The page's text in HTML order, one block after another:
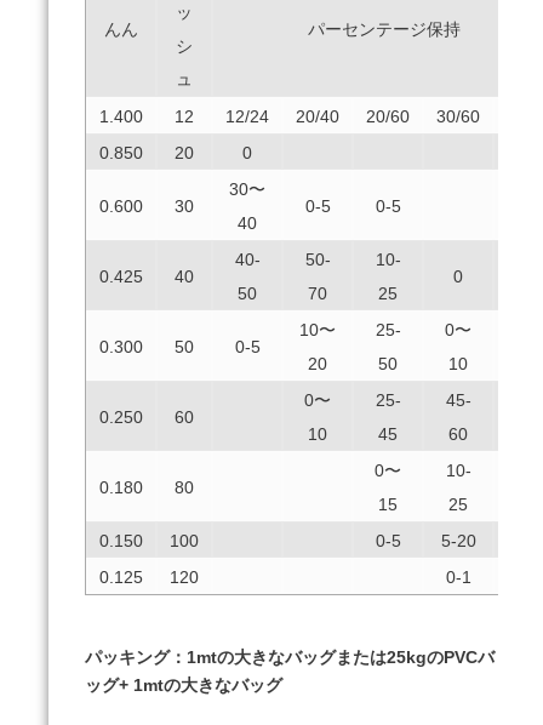
んん
ッ
シ
ュ
パーセンテージ保持
1.400 12 12/24 20/40 20/60 30/60
0.850
20 0
0.600 30
30〜
40
0-5 0-5
0.425 40
40-
50
50-
70
10-
25
0
0.300 50 0-5
10〜
20
25-
50
0〜
10
0.250 60
0〜
10
25-
45
45-
60
0.180 80
0〜
15
10-
25
0.150
100 0-5 5-20
0.125
120 0-1
パッキング：1mtの大きなバッグまたは25kgのPVCバ
ッグ+ 1mtの大きなバッグ